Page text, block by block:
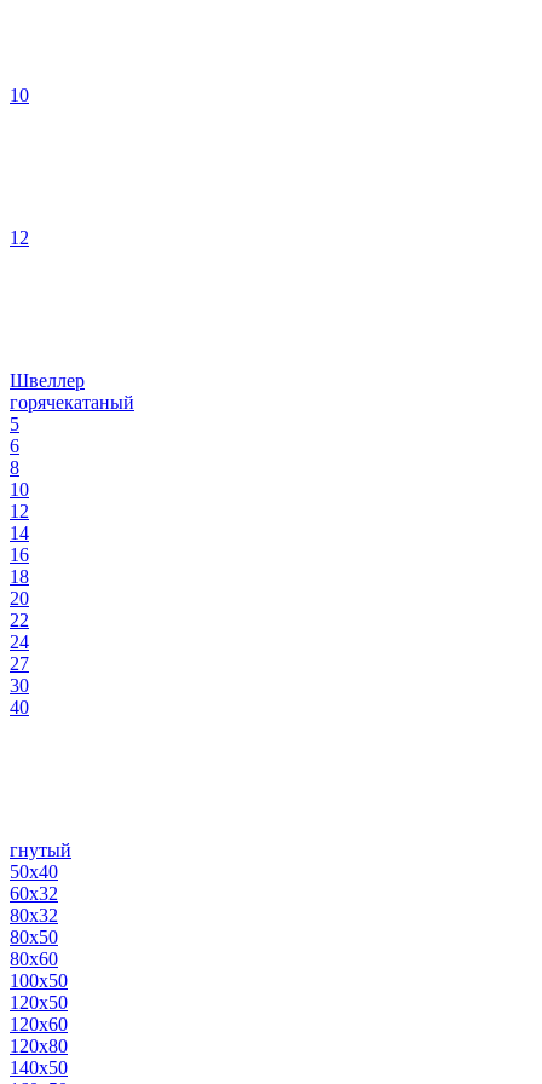
10
12
Швеллер
горячекатаный
5
6
8
10
12
14
16
18
20
22
24
27
30
40
гнутый
50х40
60х32
80х32
80х50
80х60
100х50
120х50
120х60
120х80
140х50